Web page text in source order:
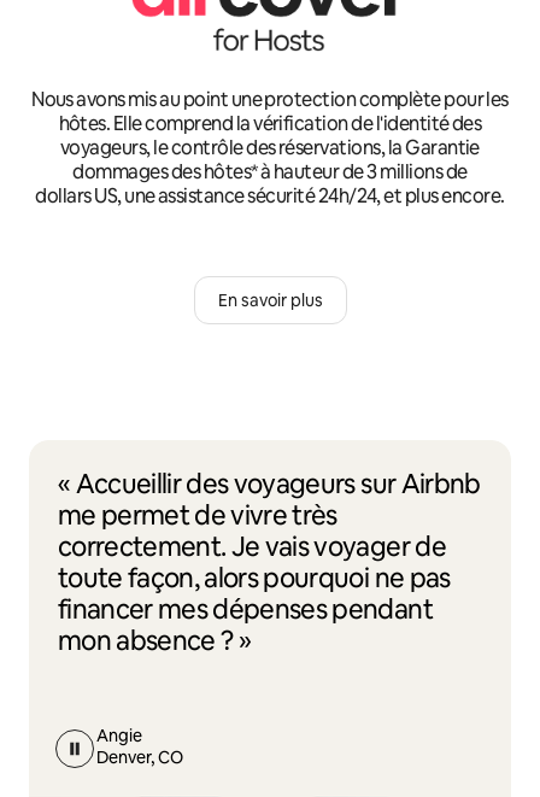
Nous avons mis au point une protection complète pour les
hôtes. Elle comprend la vérification de l'identité des
voyageurs, le contrôle des réservations, la Garantie
dommages des hôtes* à hauteur de 3 millions de
dollars US, une assistance sécurité 24h/24, et plus encore.
En savoir plus
« Accueillir des voyageurs sur Airbnb
me permet de vivre très
correctement. Je vais voyager de
toute façon, alors pourquoi ne pas
financer mes dépenses pendant
mon absence ? »
Angie
Denver, CO